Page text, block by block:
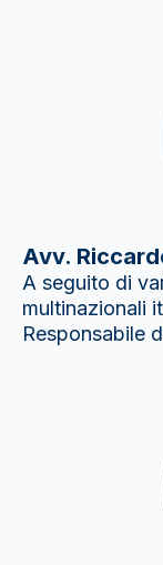
Avv.
A seguito di
multinazionali
Responsabile